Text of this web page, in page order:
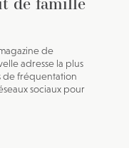
de
adresse la plus
de fréquentation
sociaux pour